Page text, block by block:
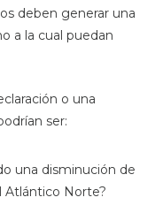
deben generar una
a la cual puedan
o una
ser:
una disminución de
Atlántico Norte?